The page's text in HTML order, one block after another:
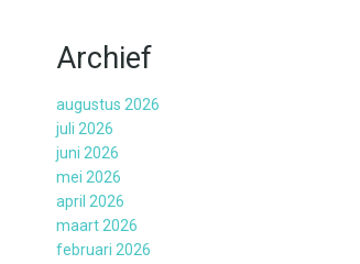
Archief
augustus 2026
juli 2026
juni 2026
mei 2026
april 2026
maart 2026
februari 2026